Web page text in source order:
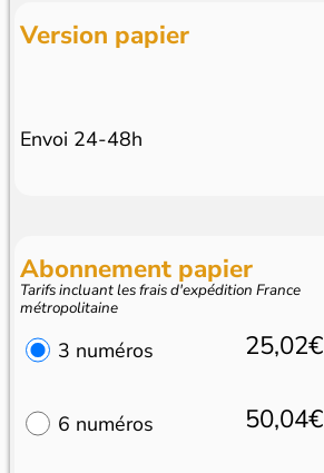
Version papier
Envoi 24-48h
Abonnement papier
Tarifs incluant les frais d'expédition France
métropolitaine
3 numéros 25,02€
6 numéros 50,04€